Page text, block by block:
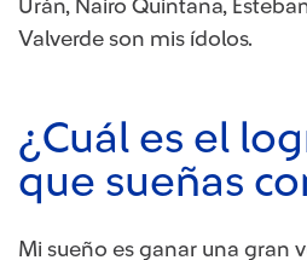
Urán, Nairo Quintana,
Valverde son mis ídolos.
¿Cuál es el
que sueñas
Mi sueño es ganar una gran